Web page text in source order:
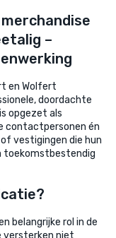
–
en Wolfert
doordachte
opgezet als
contactpersonen én
vestigingen die hun
toekomstbestendig
belangrijke rol in de
versterken niet